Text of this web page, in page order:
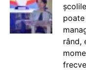
rând,